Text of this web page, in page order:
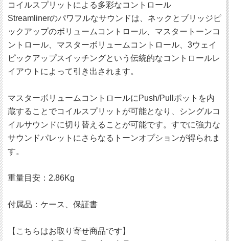
コイルスプリットによる多彩なコントロール
Streamlinerのパワフルなサウンドは、ネックとブリッジピ
ックアップのボリュームコントロール、マスタートーンコ
ントロール、マスターボリュームコントロール、3ウェイ
ピックアップスイッチングという伝統的なコントロールレ
イアウトによって引き出されます。
マスターボリュームコントロールにPush/Pullポットを内
蔵することでコイルスプリットが可能となり、シングルコ
イルサウンドに切り替えることが可能です。すでに強力な
サウンドパレットにさらなるトーンオプションが得られま
す。
重量目安：2.86Kg
付属品：ケース、保証書
【こちらはお取り寄せ商品です】